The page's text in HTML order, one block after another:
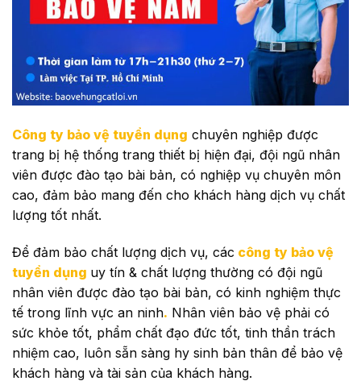
Công ty bảo vệ tuyển dụng chuyên nghiệp được
trang bị hệ thống trang thiết bị hiện đại, đội ngũ nhân
viên được đào tạo bài bản, có nghiệp vụ chuyên môn
cao, đảm bảo mang đến cho khách hàng dịch vụ chất
lượng tốt nhất.
Để đảm bảo chất lượng dịch vụ, các công ty bảo vệ
tuyển dụng uy tín & chất lượng thường có đội ngũ
nhân viên được đào tạo bài bản, có kinh nghiệm thực
tế trong lĩnh vực an ninh. Nhân viên bảo vệ phải có
sức khỏe tốt, phẩm chất đạo đức tốt, tinh thần trách
nhiệm cao, luôn sẵn sàng hy sinh bản thân để bảo vệ
khách hàng và tài sản của khách hàng.